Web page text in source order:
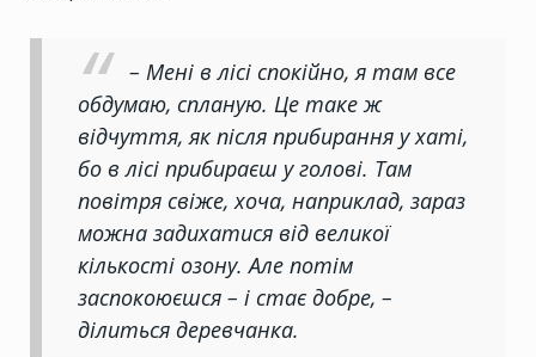
– Мені в лісі спокійно, я там все
обдумаю, спланую. Це таке ж
відчуття, як після прибирання у хаті,
бо в лісі прибираєш у голові. Там
повітря свіже, хоча, наприклад, зараз
можна задихатися від великої
кількості озону. Але потім
заспокоюєшся – і стає добре, –
ділиться деревчанка.